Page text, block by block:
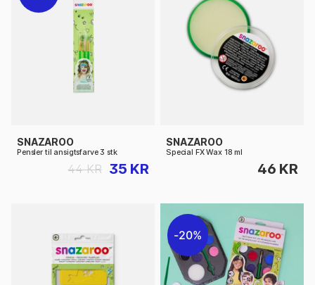
SNAZAROO
Pensler til ansigtsfarve 3 stk
35 KR
44 KR
SNAZAROO
Special FX Wax 18 ml
46 KR
20%